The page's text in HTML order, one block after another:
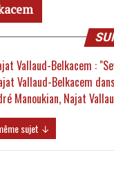
Vallaud-Belkacem :
Vallaud-Belkacem
Manoukian, Najat
sujet ↓